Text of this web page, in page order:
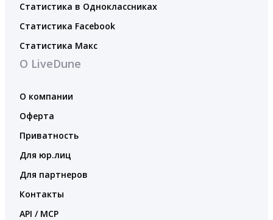
Статистика в Одноклассниках
Статистика Facebook
Статистика Макс
О LiveDune
О компании
Оферта
Приватность
Для юр.лиц
Для партнеров
Контакты
API / MCP